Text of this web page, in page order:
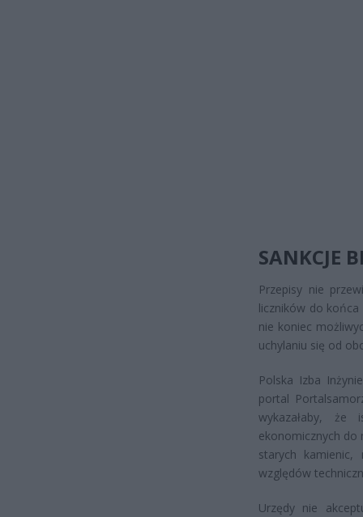
SANKCJE
Przepisy nie
liczników do końca
nie koniec
uchylaniu się od
Polska Izba
portal
wykazałaby, że
ekonomicznych do
starych kamienic,
względów
Urzędy nie